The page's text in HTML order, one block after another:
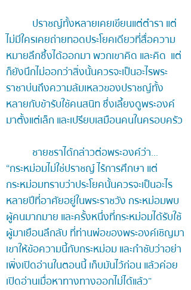
ปราชญ์ทั้งหลายเคยเขียนแต่ตำรา แต่
ไม่มีใครเคยถ่ายทอดประโยคเดียวที่สื่อความ
หมายลึกซึ้งได้ออกมา พวกเขาคิด และคิด แต่
ก็ยังนึกไม่ออกว่าสิ่งนั้นควรจะเป็นอะไรพระ
ราชาบ่นถึงความล้มเหลวของปราชญ์ทั้ง
หลายกับข้ารับใช้คนสนิท ซึ่งเลี้ยงดูพระองค์
มาตั้งแต่เล็ก และเปรียบเสมือนคนในครอบครัว
ชายชราได้กล่าวต่อพระองค์ว่า...
“กระหม่อมไม่ใช่ปราชญ์ ไร้การศึกษา แต่
กระหม่อมทราบว่าประโยคนั้นควรจะเป็นอะไร
หลายปีที่อาศัยอยู่ในพระราชวัง กระหม่อมพบ
ผู้คนมากมาย และครั้งหนึ่งที่กระหม่อมได้รับใช้
ผู้มาเยือนลึกลับ ที่ท่านพ่อของพระองค์เชิญมา
เขาให้ข้อความนี้กับกระหม่อม และกำชับว่าอย่า
เพิ่งเปิดอ่านในตอนนี้ เก็บมันไว้ก่อน แล้วค่อย
เปิดอ่านเมื่อหาทางทางออกไม่ได้แล้ว”